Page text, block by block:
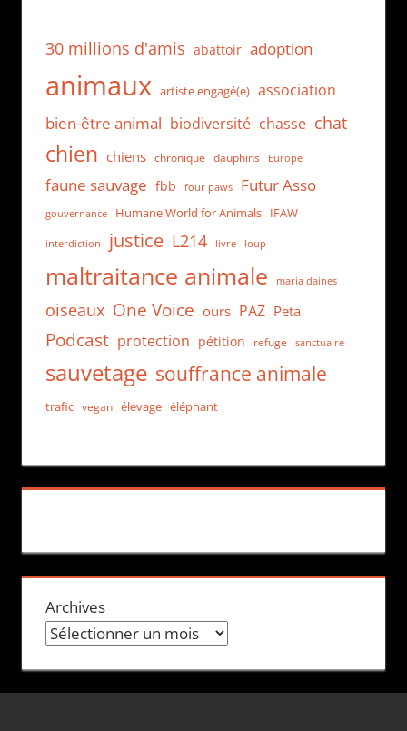
30 millions d'amis abattoir adoption
animaux artiste engagé(e) association
bien-être animal biodiversité chasse chat
chien chiens chronique dauphins Europe
faune sauvage fbb four paws Futur Asso
gouvernance Humane World for Animals IFAW
interdiction justice L214 livre loup
maltraitance animale maria daines
oiseaux One Voice ours PAZ Peta
Podcast protection pétition refuge sanctuaire
sauvetage souffrance animale
trafic vegan élevage éléphant
Archives